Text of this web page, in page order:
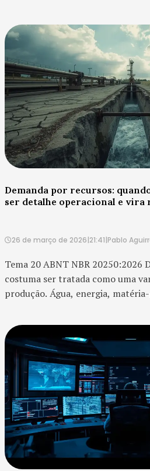
reform...
Demanda por recursos:
ser detalhe operacional e
26 de março de 2026|21:41|Pablo
Tema 20 ABNT NBR 20250:2026
costuma ser tratada como uma
produção. Água, energia,
na con...